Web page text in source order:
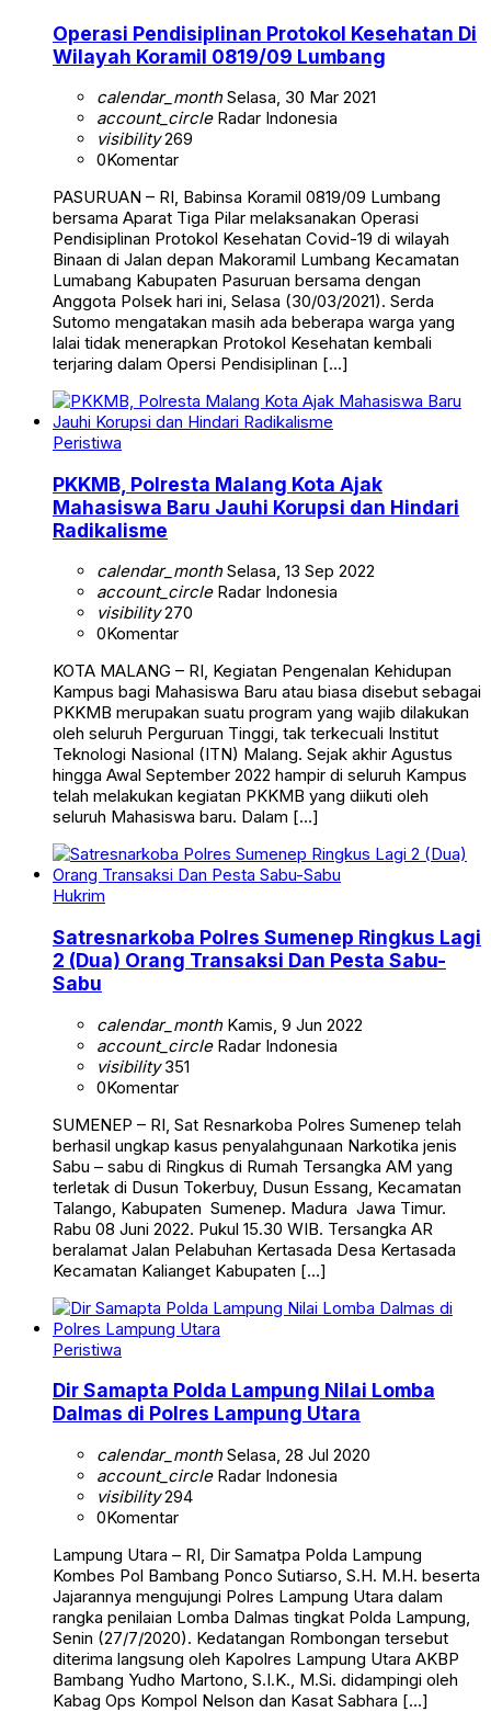
Operasi Pendisiplinan Protokol Kesehatan Di
Wilayah Koramil 0819/09 Lumbang
calendar_monthSelasa, 30 Mar 2021
account_circleRadar Indonesia
visibility269
0Komentar
PASURUAN – RI, Babinsa Koramil 0819/09 Lumbang
bersama Aparat Tiga Pilar melaksanakan Operasi
Pendisiplinan Protokol Kesehatan Covid-19 di wilayah
Binaan di Jalan depan Makoramil Lumbang Kecamatan
Lumabang Kabupaten Pasuruan bersama dengan
Anggota Polsek hari ini, Selasa (30/03/2021). Serda
Sutomo mengatakan masih ada beberapa warga yang
lalai tidak menerapkan Protokol Kesehatan kembali
terjaring dalam Opersi Pendisiplinan […]
Peristiwa
PKKMB, Polresta Malang Kota Ajak
Mahasiswa Baru Jauhi Korupsi dan Hindari
Radikalisme
calendar_monthSelasa, 13 Sep 2022
account_circleRadar Indonesia
visibility270
0Komentar
KOTA MALANG – RI, Kegiatan Pengenalan Kehidupan
Kampus bagi Mahasiswa Baru atau biasa disebut sebagai
PKKMB merupakan suatu program yang wajib dilakukan
oleh seluruh Perguruan Tinggi, tak terkecuali Institut
Teknologi Nasional (ITN) Malang. Sejak akhir Agustus
hingga Awal September 2022 hampir di seluruh Kampus
telah melakukan kegiatan PKKMB yang diikuti oleh
seluruh Mahasiswa baru. Dalam […]
Hukrim
Satresnarkoba Polres Sumenep Ringkus Lagi
2 (Dua) Orang Transaksi Dan Pesta Sabu-
Sabu
calendar_monthKamis, 9 Jun 2022
account_circleRadar Indonesia
visibility351
0Komentar
SUMENEP – RI, Sat Resnarkoba Polres Sumenep telah
berhasil ungkap kasus penyalahgunaan Narkotika jenis
Sabu – sabu di Ringkus di Rumah Tersangka AM yang
terletak di Dusun Tokerbuy, Dusun Essang, Kecamatan
Talango, Kabupaten Sumenep. Madura Jawa Timur.
Rabu 08 Juni 2022. Pukul 15.30 WIB. Tersangka AR
beralamat Jalan Pelabuhan Kertasada Desa Kertasada
Kecamatan Kalianget Kabupaten […]
Peristiwa
Dir Samapta Polda Lampung Nilai Lomba
Dalmas di Polres Lampung Utara
calendar_monthSelasa, 28 Jul 2020
account_circleRadar Indonesia
visibility294
0Komentar
Lampung Utara – RI, Dir Samatpa Polda Lampung
Kombes Pol Bambang Ponco Sutiarso, S.H. M.H. beserta
Jajarannya mengujungi Polres Lampung Utara dalam
rangka penilaian Lomba Dalmas tingkat Polda Lampung,
Senin (27/7/2020). Kedatangan Rombongan tersebut
diterima langsung oleh Kapolres Lampung Utara AKBP
Bambang Yudho Martono, S.I.K., M.Si. didampingi oleh
Kabag Ops Kompol Nelson dan Kasat Sabhara […]